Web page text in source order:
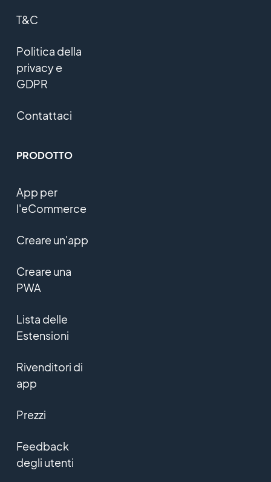
T&C
Politica della
privacy e
GDPR
Contattaci
PRODOTTO
App per
l'eCommerce
Creare un'app
Creare una
PWA
Lista delle
Estensioni
Rivenditori di
app
Prezzi
Feedback
degli utenti